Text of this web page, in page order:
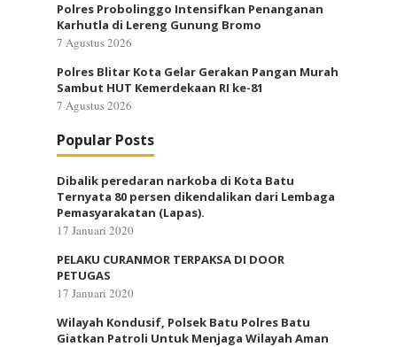
Polres Probolinggo Intensifkan Penanganan
Karhutla di Lereng Gunung Bromo
7 Agustus 2026
Polres Blitar Kota Gelar Gerakan Pangan Murah
Sambut HUT Kemerdekaan RI ke-81
7 Agustus 2026
Popular Posts
Dibalik peredaran narkoba di Kota Batu
Ternyata 80 persen dikendalikan dari Lembaga
Pemasyarakatan (Lapas).
17 Januari 2020
PELAKU CURANMOR TERPAKSA DI DOOR
PETUGAS
17 Januari 2020
Wilayah Kondusif, Polsek Batu Polres Batu
Giatkan Patroli Untuk Menjaga Wilayah Aman